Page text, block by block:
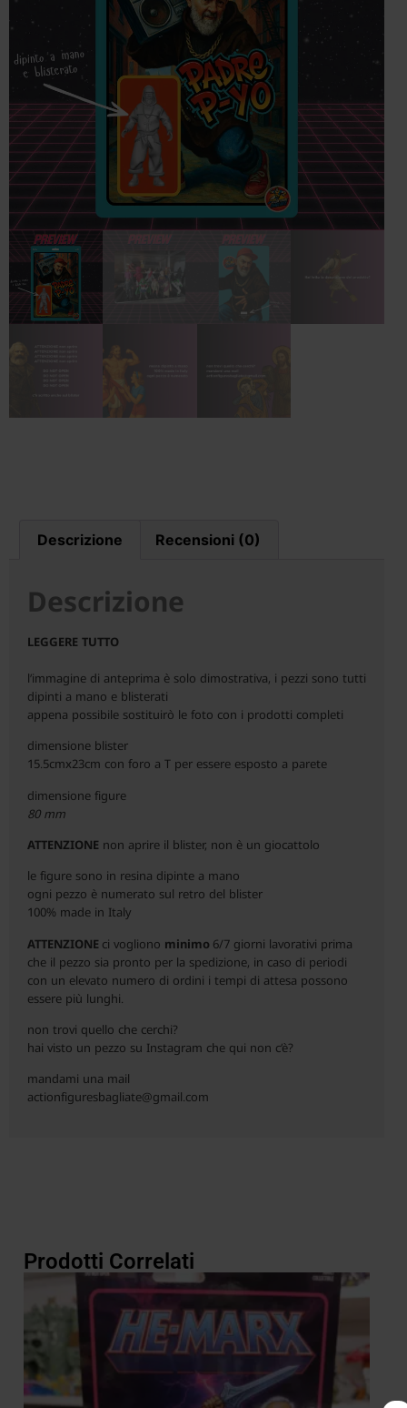
Descrizione Recensioni (0)
Descrizione
LEGGERE TUTTO
l’immagine di anteprima è solo dimostrativa, i pezzi sono tutti
dipinti a mano e blisterati
appena possibile sostituirò le foto con i prodotti completi
dimensione blister
15.5cmx23cm con foro a T per essere esposto a parete
dimensione figure
80 mm
ATTENZIONE non aprire il blister, non è un giocattolo
le figure sono in resina dipinte a mano
ogni pezzo è numerato sul retro del blister
100% made in Italy
ATTENZIONE ci vogliono minimo 6/7 giorni lavorativi prima
che il pezzo sia pronto per la spedizione, in caso di periodi
con un elevato numero di ordini i tempi di attesa possono
essere più lunghi.
non trovi quello che cerchi?
hai visto un pezzo su Instagram che qui non c’è?
mandami una mail
actionfiguresbagliate@gmail.com
Prodotti Correlati